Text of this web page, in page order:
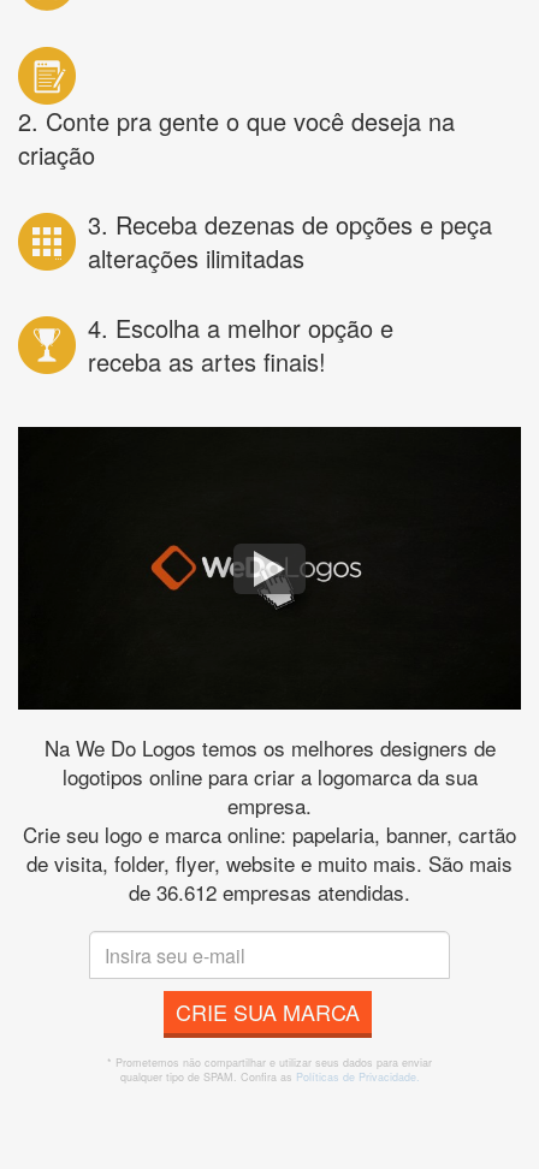
2. Conte pra gente o que você deseja na
criação
3. Receba dezenas de opções e peça
alterações ilimitadas
4. Escolha a melhor opção e
receba as artes finais!
Na We Do Logos temos os melhores designers de
logotipos online para criar a logomarca da sua
empresa.
Crie seu logo e marca online: papelaria, banner, cartão
de visita, folder, flyer, website e muito mais. São mais
de 36.612 empresas atendidas.
CRIE SUA MARCA
* Prometemos não compartilhar e utilizar seus dados para enviar
qualquer tipo de SPAM. Confira as Políticas de Privacidade.